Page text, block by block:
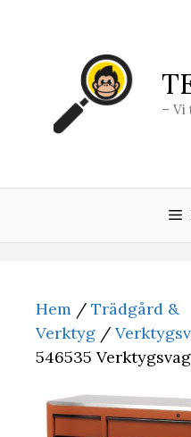
– Vi
Hem / Trädgård &
Verktyg /
546535